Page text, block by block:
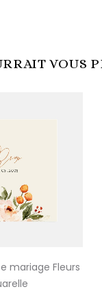
VOUS
mariage Fleurs